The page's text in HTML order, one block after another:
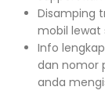
Disamping
mobil lewat
Info
dan nomor
anda